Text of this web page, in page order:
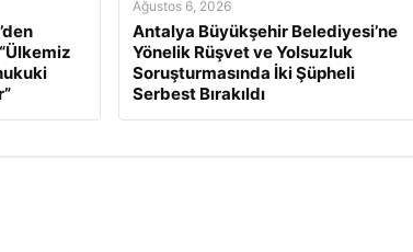
Ağustos 6, 2026
Antalya Büyükşehir Belediyesi’ne
Yönelik Rüşvet ve Yolsuzluk
Soruşturmasında İki Şüpheli
Serbest Bırakıldı